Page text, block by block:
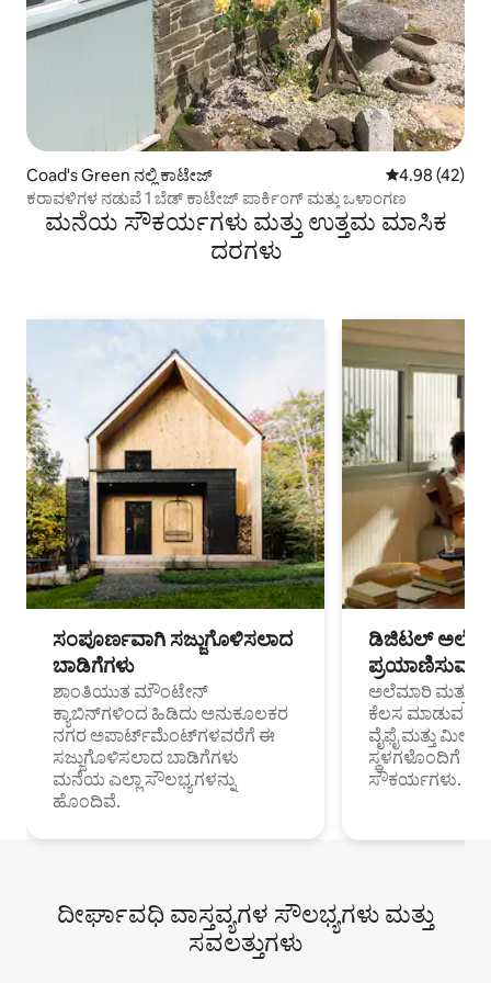
Coad's Green ನಲ್ಲಿ ಕಾಟೇಜ್ 5 ರಲ್ಲಿ 4.98
4.98 (42)
ಕರಾವಳಿಗಳ ನಡುವೆ 1 ಬೆಡ್ ಕಾಟೇಜ್ ಪಾರ್ಕಿಂಗ್ ಮತ್ತು ಒಳಾಂಗಣ
ಮನೆಯ ಸೌಕರ್ಯಗಳು ಮತ್ತು ಉತ್ತಮ ಮಾಸಿಕ
ದರಗಳು
ಸಂಪೂರ್ಣವಾಗಿ ಸಜ್ಜುಗೊಳಿಸಲಾದ
ಬಾಡಿಗೆಗಳು
ಶಾಂತಿಯುತ ಮೌಂಟೇನ್
ಕ್ಯಾಬಿನ್‌ಗಳಿಂದ ಹಿಡಿದು ಅನುಕೂಲಕರ
ನಗರ ಅಪಾರ್ಟ್‌ಮೆಂಟ್‌ಗಳವರೆಗೆ ಈ
ಸಜ್ಜುಗೊಳಿಸಲಾದ ಬಾಡಿಗೆಗಳು
ಮನೆಯ ಎಲ್ಲಾ ಸೌಲಭ್ಯಗಳನ್ನು
ಹೊಂದಿವೆ.
ಡಿಜಿಟಲ್
ಪ್ರಯಾಣಿಸುವ
ಅಲೆಮಾರಿ ಮತ್ತು
ಕೆಲಸ ಮಾಡುವ
ವೈಫೈ ಮತ್ತು
ಸ್ಥಳಗಳೊಂದಿಗೆ
ಸೌಕರ್ಯಗಳು.
ದೀರ್ಘಾವಧಿ ವಾಸ್ತವ್ಯಗಳ ಸೌಲಭ್ಯಗಳು ಮತ್ತು
ಸವಲತ್ತುಗಳು